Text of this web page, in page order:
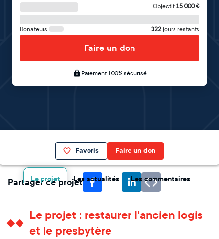
Objectif 15 000€
Donateurs 322 jours restants
Faire un don
Paiement 100% sécurisé
Favoris Faire un don
Le projet Les actualités Les commentaires
Partager ce projet
Le projet : restaurer l'ancien logis
et le presbytère